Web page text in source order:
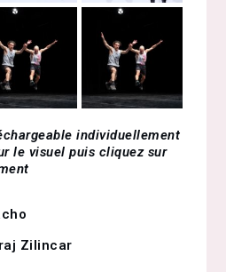
individuellement
le visuel puis cliquez sur
Zilincar